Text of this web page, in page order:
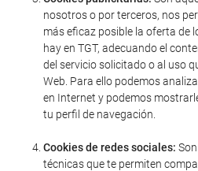
nosotros o por terceros, nos
más eficaz posible la oferta de
hay en TGT, adecuando el
del servicio solicitado o al uso
Web. Para ello podemos
en Internet y podemos
tu perfil de navegación.
Cookies de redes sociales:
técnicas que te permiten